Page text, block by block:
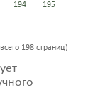
194 195
198 страниц)